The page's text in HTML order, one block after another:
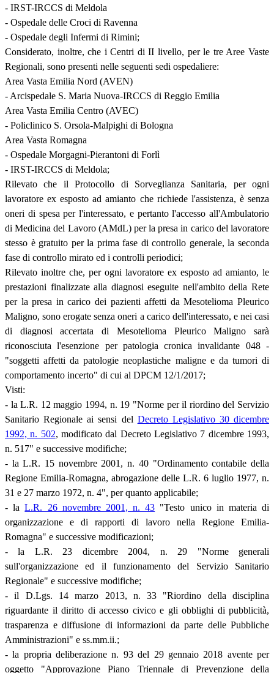
- IRST-IRCCS di Meldola
- Ospedale delle Croci di Ravenna
- Ospedale degli Infermi di Rimini;
Considerato, inoltre, che i Centri di II livello, per le tre Aree Vaste
Regionali, sono presenti nelle seguenti sedi ospedaliere:
Area Vasta Emilia Nord (AVEN)
- Arcispedale S. Maria Nuova-IRCCS di Reggio Emilia
Area Vasta Emilia Centro (AVEC)
- Policlinico S. Orsola-Malpighi di Bologna
Area Vasta Romagna
- Ospedale Morgagni-Pierantoni di Forlì
- IRST-IRCCS di Meldola;
Rilevato che il Protocollo di Sorveglianza Sanitaria, per ogni
lavoratore ex esposto ad amianto che richiede l'assistenza, è senza
oneri di spesa per l'interessato, e pertanto l'accesso all'Ambulatorio
di Medicina del Lavoro (AMdL) per la presa in carico del lavoratore
stesso è gratuito per la prima fase di controllo generale, la seconda
fase di controllo mirato ed i controlli periodici;
Rilevato inoltre che, per ogni lavoratore ex esposto ad amianto, le
prestazioni finalizzate alla diagnosi eseguite nell'ambito della Rete
per la presa in carico dei pazienti affetti da Mesotelioma Pleurico
Maligno, sono erogate senza oneri a carico dell'interessato, e nei casi
di diagnosi accertata di Mesotelioma Pleurico Maligno sarà
riconosciuta l'esenzione per patologia cronica invalidante 048 -
"soggetti affetti da patologie neoplastiche maligne e da tumori di
comportamento incerto" di cui al DPCM 12/1/2017;
Visti:
- la L.R. 12 maggio 1994, n. 19 "Norme per il riordino del Servizio
Sanitario Regionale ai sensi del Decreto Legislativo 30 dicembre
1992, n. 502, modificato dal Decreto Legislativo 7 dicembre 1993,
n. 517" e successive modifiche;
- la L.R. 15 novembre 2001, n. 40 "Ordinamento contabile della
Regione Emilia-Romagna, abrogazione delle L.R. 6 luglio 1977, n.
31 e 27 marzo 1972, n. 4", per quanto applicabile;
- laL.R. 26 novembre 2001, n. 43 "Testo unico in materia di
organizzazione e di rapporti di lavoro nella Regione Emilia-
Romagna" e successive modificazioni;
- la L.R. 23 dicembre 2004, n. 29 "Norme generali
sull'organizzazione ed il funzionamento del Servizio Sanitario
Regionale" e successive modifiche;
- il D.Lgs. 14 marzo 2013, n. 33 "Riordino della disciplina
riguardante il diritto di accesso civico e gli obblighi di pubblicità,
trasparenza e diffusione di informazioni da parte delle Pubbliche
Amministrazioni" e ss.mm.ii.;
- la propria deliberazione n. 93 del 29 gennaio 2018 avente per
oggetto "Approvazione Piano Triennale di Prevenzione della